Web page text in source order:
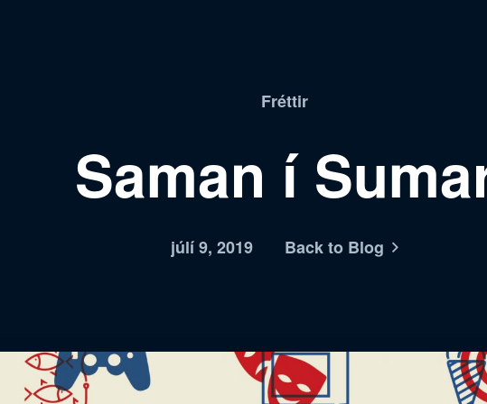
Fréttir
Saman í
júlí 9, 2019 Back to Blog